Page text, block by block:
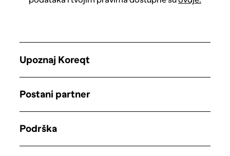
Upoznaj Koreqt
Postani partner
Podrška